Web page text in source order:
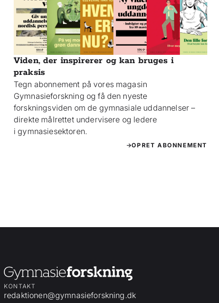
Viden, der inspirerer og kan bruges i
praksis
Tegn abonnement på vores magasin
Gymnasieforskning og få den nyeste
forskningsviden om de gymnasiale uddannelser –
direkte målrettet undervisere og ledere
i gymnasiesektoren.
OPRET ABONNEMENT
KONTAKT
redaktionen@gymnasieforskning.dk